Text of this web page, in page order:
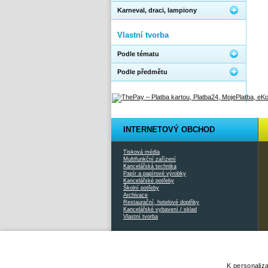
Karneval, draci, lampiony
Vlastní tvorba
Podle tématu
Podle předmětu
INTERNETOVÝ OBCHOD
Tisková média
Multifunkční zařízení
Kancelářská technika
Papír a papírové výrobky
Kancelářské potřeby
Školní potřeby
Archivace
Restaurační, hotelové doplňky
Kancelářské vybavení / sklad
Vlastní tvorba
K